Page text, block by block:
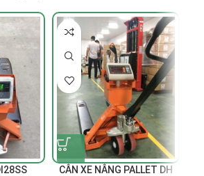
CÂN XE NÂNG PALLET DH